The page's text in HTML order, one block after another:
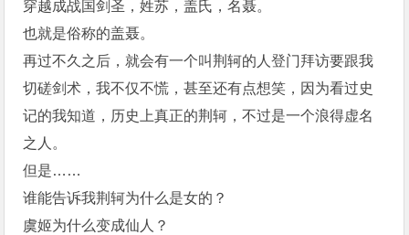
穿越成战国剑圣，姓苏，盖氏，名聂。
也就是俗称的盖聂。
再过不久之后，就会有一个叫荆轲的人登门拜访要跟我
切磋剑术，我不仅不慌，甚至还有点想笑，因为看过史
记的我知道，历史上真正的荆轲，不过是一个浪得虚名
之人。
但是……
谁能告诉我荆轲为什么是女的？
虞姬为什么变成仙人？